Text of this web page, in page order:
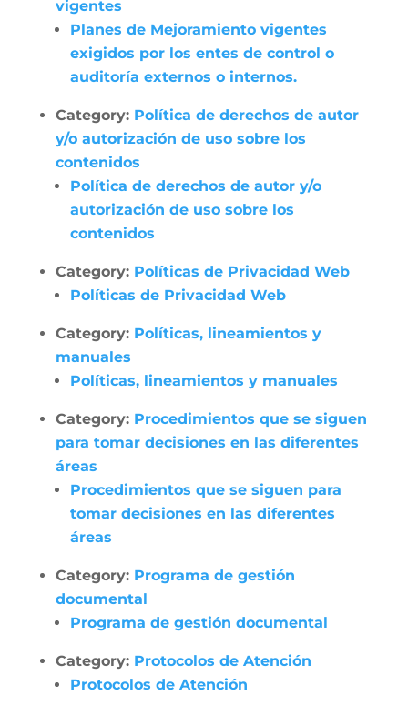
vigentes
Planes de Mejoramiento vigentes
exigidos por los entes de control o
auditoría externos o internos.
Category: Política de derechos de autor
y/o autorización de uso sobre los
contenidos
Política de derechos de autor y/o
autorización de uso sobre los
contenidos
Category: Políticas de Privacidad Web
Políticas de Privacidad Web
Category: Políticas, lineamientos y
manuales
Políticas, lineamientos y manuales
Category: Procedimientos que se siguen
para tomar decisiones en las diferentes
áreas
Procedimientos que se siguen para
tomar decisiones en las diferentes
áreas
Category: Programa de gestión
documental
Programa de gestión documental
Category: Protocolos de Atención
Protocolos de Atención